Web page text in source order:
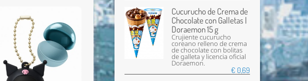
Cucurucho de Crema de
Chocolate con Galletas |
Doraemon 15 g
Crujiente cucurucho
coreano relleno de crema
de chocolate con bolitas
de galleta y licencia oficial
Doraemon.
€ 0,69